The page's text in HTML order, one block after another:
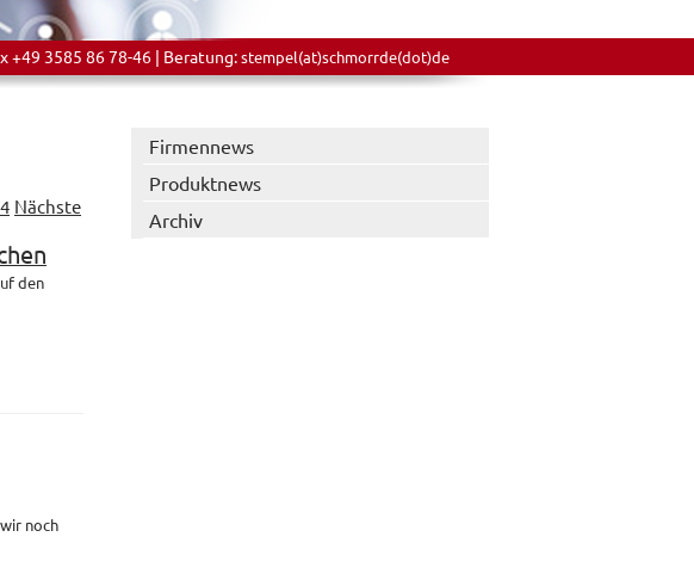
+49 3585 86 78-46 | Beratung:stempel(at)schmorrde(dot)de
4 Nächste
den
noch
Firmennews
Produktnews
Archiv